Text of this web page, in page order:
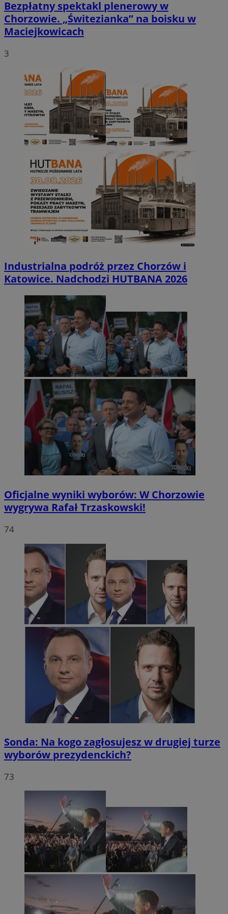
Bezpłatny spektakl plenerowy w
Chorzowie. „Świtezianka” na boisku w
Maciejkowicach
3
Industrialna podróż przez Chorzów i
Katowice. Nadchodzi HUTBANA 2026
Oficjalne wyniki wyborów: W Chorzowie
wygrywa Rafał Trzaskowski!
74
Sonda: Na kogo zagłosujesz w drugiej turze
wyborów prezydenckich?
73